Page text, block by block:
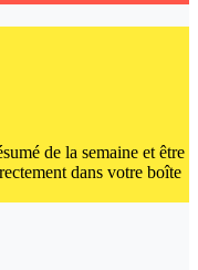
de la semaine et être
dans votre boîte